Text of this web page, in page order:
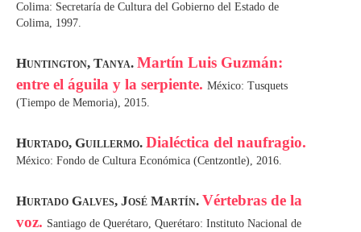
Colima: Secretaría de Cultura del Gobierno del Estado de
Colima, 1997.
Huntington, Tanya. Martín Luis Guzmán:
entre el águila y la serpiente. México: Tusquets
(Tiempo de Memoria), 2015.
Hurtado, Guillermo. Dialéctica del naufragio.
México: Fondo de Cultura Económica (Centzontle), 2016.
Hurtado Galves, José Martín. Vértebras de la
voz. Santiago de Querétaro, Querétaro: Instituto Nacional de